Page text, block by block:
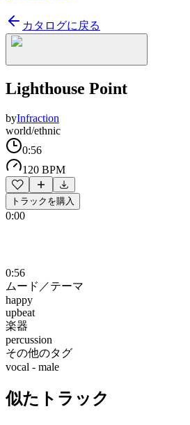
カタログに戻る
Lighthouse Point
byInfraction
world/ethnic
0:56
120 BPM
トラックを購入
0:00
0:56
ムード／テーマ
happy
upbeat
楽器
percussion
その他のタグ
vocal - male
似たトラック